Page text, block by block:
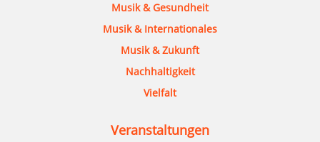
Musik & Gesundheit
Musik & Internationales
Musik & Zukunft
Nachhaltigkeit
Vielfalt
Veranstaltungen